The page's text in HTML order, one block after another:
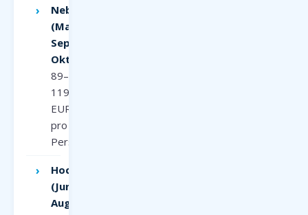
Nebensaison
(Mai,
September,
Oktober):
89–
119
EUR
pro
Person
Hochsaison
(Juni–
August):